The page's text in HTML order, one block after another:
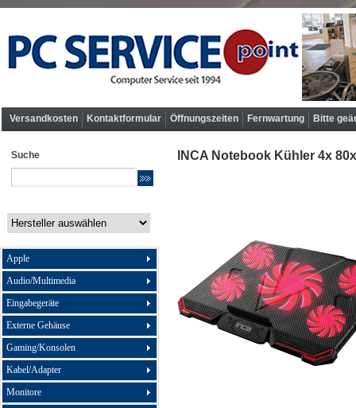
Versandkosten Kontaktformular Öffnungszeiten Fernwartung Bitte
Suche
Apple
Audio/Multimedia
Eingabegeräte
Externe Gehäuse
Gaming/Konsolen
Kabel/Adapter
Monitore
INCA Notebook Kühler 4x